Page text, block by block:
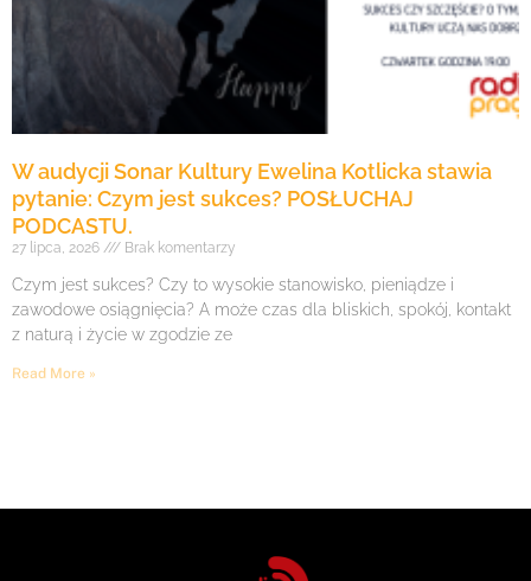
W audycji Sonar Kultury Ewelina Kotlicka stawia
pytanie: Czym jest sukces? POSŁUCHAJ
PODCASTU.
27 lipca, 2026 Brak komentarzy
Czym jest sukces? Czy to wysokie stanowisko, pieniądze i
zawodowe osiągnięcia? A może czas dla bliskich, spokój, kontakt
z naturą i życie w zgodzie ze
Read More »